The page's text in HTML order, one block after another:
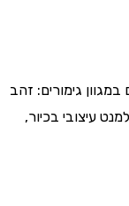
גימורים: זהב
בכיור,